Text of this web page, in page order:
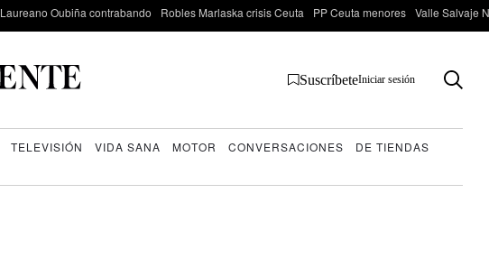
Laureano Oubiña contrabando Robles Marlaska crisis Ceuta PP Ceuta menores Valle Salvaje
SuscríbeteIniciar sesión
TELEVISIÓN VIDA SANA MOTOR CONVERSACIONES
DE TIENDAS